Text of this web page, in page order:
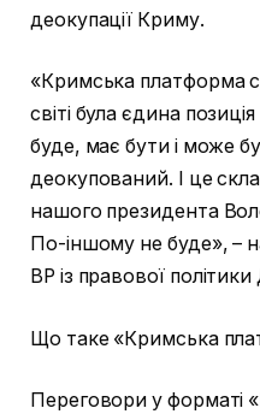
деокупації Криму.
«Кримська платформа
світі була єдина
буде, має бути і може
деокупований. І це
нашого президента
По-іншому не буде», –
ВР із правової
Що таке «Кримська
Переговори у форматі